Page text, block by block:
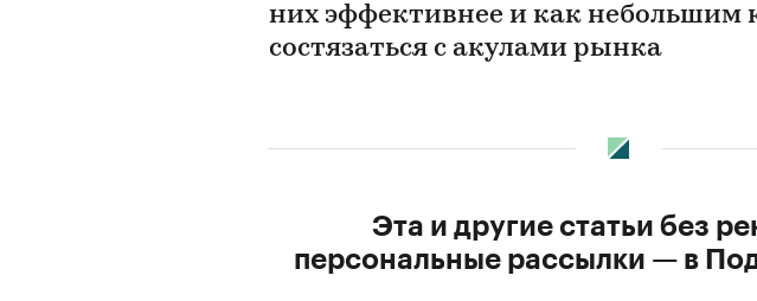
них эффективнее и как небольшим
состязаться с акулами рынка
Эта и другие статьи без
персональные рассылки — в